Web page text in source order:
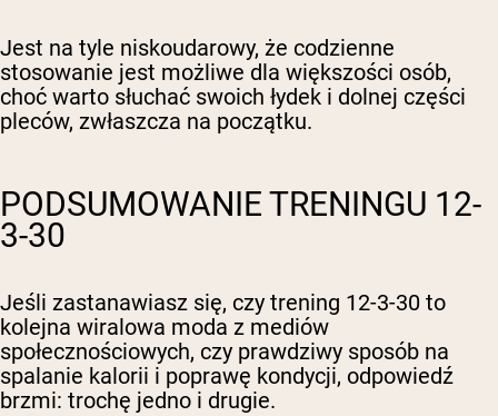
Jest na tyle niskoudarowy, że codzienne
stosowanie jest możliwe dla większości osób,
choć warto słuchać swoich łydek i dolnej części
pleców, zwłaszcza na początku.
PODSUMOWANIE TRENINGU 12-
3-30
Jeśli zastanawiasz się, czy trening 12-3-30 to
kolejna wiralowa moda z mediów
społecznościowych, czy prawdziwy sposób na
spalanie kalorii i poprawę kondycji, odpowiedź
brzmi: trochę jedno i drugie.